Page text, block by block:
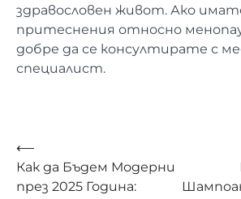
здравословен живот. Ако
притеснения относно
добре да се консултирате с
специалист.
Навигация
⟵
Как да Бъдем Модерни
през 2025 Година: